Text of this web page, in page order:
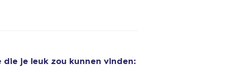
die je leuk zou kunnen vinden:
40,99